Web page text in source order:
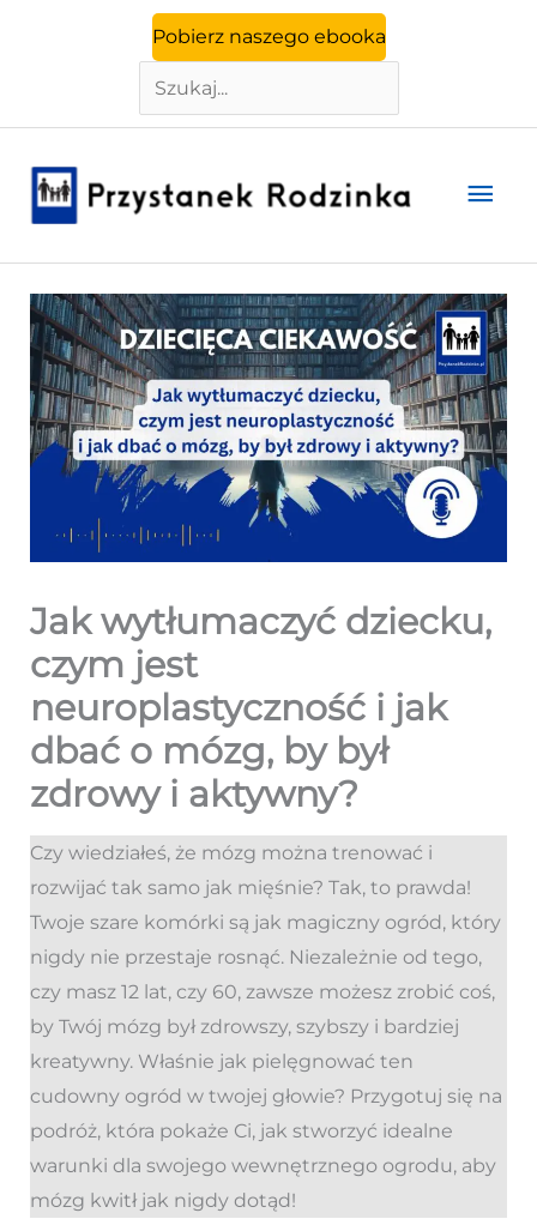
Pobierz naszego ebooka
Szukaj
Jak wytłumaczyć dziecku,
czym jest
neuroplastyczność i jak
dbać o mózg, by był
zdrowy i aktywny?
Czy wiedziałeś, że mózg można trenować i
rozwijać tak samo jak mięśnie? Tak, to prawda!
Twoje szare komórki są jak magiczny ogród, który
nigdy nie przestaje rosnąć. Niezależnie od tego,
czy masz 12 lat, czy 60, zawsze możesz zrobić coś,
by Twój mózg był zdrowszy, szybszy i bardziej
kreatywny. Właśnie jak pielęgnować ten
cudowny ogród w twojej głowie? Przygotuj się na
podróż, która pokaże Ci, jak stworzyć idealne
warunki dla swojego wewnętrznego ogrodu, aby
mózg kwitł jak nigdy dotąd!